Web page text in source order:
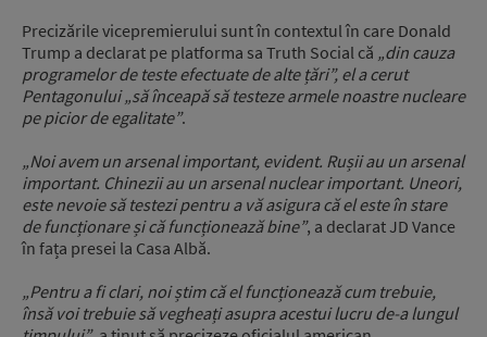
Precizările vicepremierului sunt în contextul în care Donald
Trump a declarat pe platforma sa Truth Social că „din cauza
programelor de teste efectuate de alte țări”, el a cerut
Pentagonului „să înceapă să testeze armele noastre nucleare
pe picior de egalitate”.
„Noi avem un arsenal important, evident. Rușii au un arsenal
important. Chinezii au un arsenal nuclear important. Uneori,
este nevoie să testezi pentru a vă asigura că el este în stare
de funcționare și că funcționează bine”, a declarat JD Vance
în fața presei la Casa Albă.
„Pentru a fi clari, noi știm că el funcționează cum trebuie,
însă voi trebuie să vegheați asupra acestui lucru de-a lungul